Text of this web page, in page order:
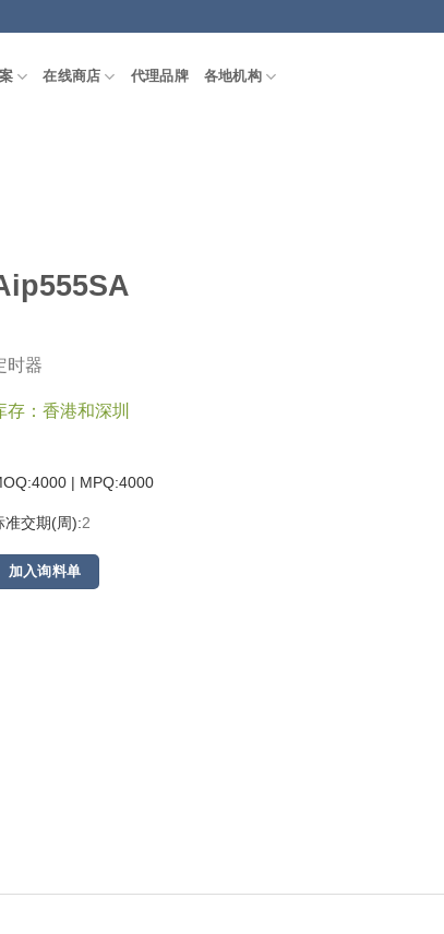
在线商店 代理品牌 各地机构
时器
存：香港和深圳
| MPQ:4000
准交期(周):2
加入询料单